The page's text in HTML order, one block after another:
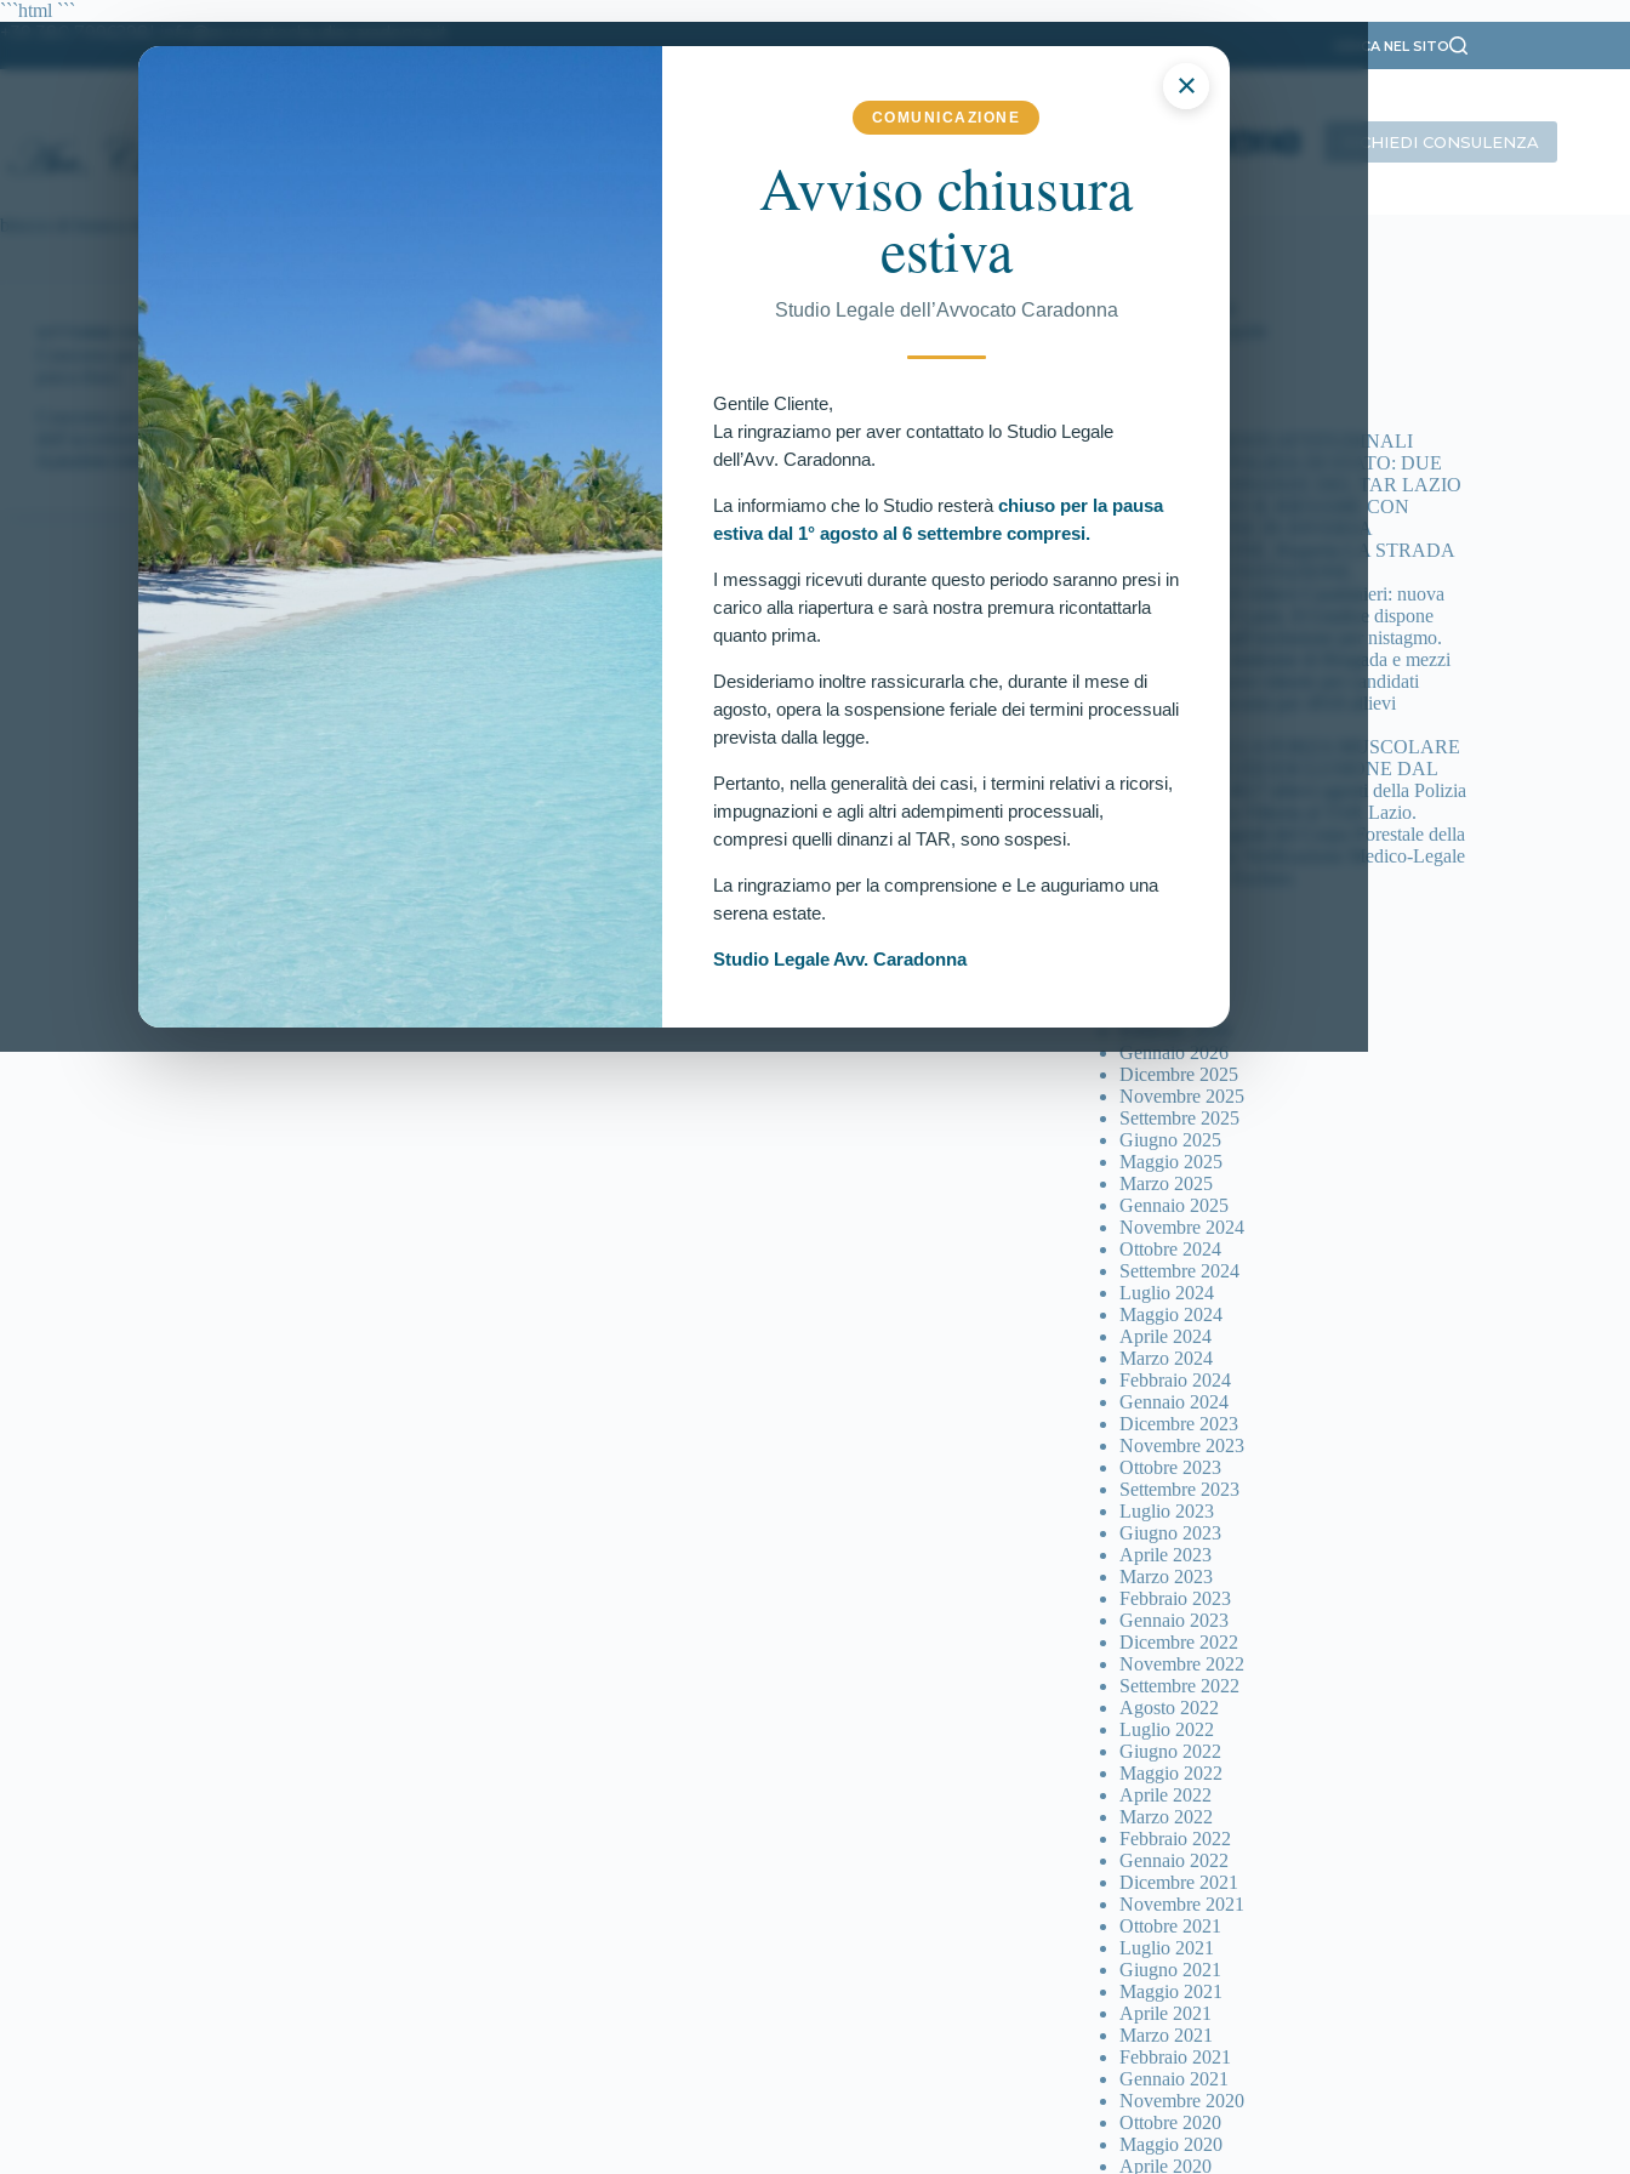
```html
×
COMUNICAZIONE
Avviso chiusura
estiva
Studio Legale dell’Avvocato Caradonna
Gentile Cliente,
La ringraziamo per aver contattato lo Studio Legale
dell’Avv. Caradonna.
La informiamo che lo Studio resterà chiuso per la pausa
estiva dal 1° agosto al 6 settembre compresi.
I messaggi ricevuti durante questo periodo saranno presi in
carico alla riapertura e sarà nostra premura ricontattarla
quanto prima.
Desideriamo inoltre rassicurarla che, durante il mese di
agosto, opera la sospensione feriale dei termini processuali
prevista dalla legge.
Pertanto, nella generalità dei casi, i termini relativi a ricorsi,
impugnazioni e agli altri adempimenti processuali,
compresi quelli dinanzi al TAR, sono sospesi.
La ringraziamo per la comprensione e Le auguriamo una
serena estate.
Studio Legale Avv. Caradonna
```
contenuto
CERCA NEL SITO
RICHIEDI CONSULENZA
VITTORIE CONSEGUITE
Concorso per 1175 allievi marescialli della Guardia di Finanza: disposta verifica per ricorrente escluso agli accertamenti
Concorso per 1175 allievi marescialli della Guardia di Finanza. Disposta verifica per ricorrente escluso in occasione
dell’accertamento della idoneità psico-fisica.
CLAUDIA CARADONNA DICEMBRE 1, 2022
ACCERTAMENTI ATTITUDINALI
CONCORSI POLIZIA DI STATO: DUE
NUOVE ORDINANZE DEL TAR LAZIO
DISPONGONO IL RIESAME CON
COMMISSIONE IN DIVERSA
COMPOSIZIONE. Riaperta LA STRADA
DELLA CONTESTAZIONE.
Concorso 4.918 Allievi Carabinieri: nuova
vittoria al TAR Lazio. Il Giudice dispone
verificazione sull’esclusione per nistagmo.
Cheratocono, sindrome di Brugada e mezzi
di sintesi: 3 nuove vittorie per candidati
esclusi dal concorso per 4918 allievi
DEFICIT DELLA FORZA MUSCOLARE
(HANDGRIP) ED ESCLUSIONE DAL
Concorso per 4617 allievi agenti della Polizia
di Stato: Nuova Vittoria al TAR Lazio.
Concorso 46 agenti del Corpo Forestale della
sicilia: Ottenuta Verificazione Medico-Legale
per Candidato Escluso.
Febbraio 2026
Gennaio 2026
Dicembre 2025
Novembre 2025
Settembre 2025
Giugno 2025
Maggio 2025
Marzo 2025
Gennaio 2025
Novembre 2024
Ottobre 2024
Settembre 2024
Luglio 2024
Maggio 2024
Aprile 2024
Marzo 2024
Febbraio 2024
Gennaio 2024
Dicembre 2023
Novembre 2023
Ottobre 2023
Settembre 2023
Luglio 2023
Giugno 2023
Aprile 2023
Marzo 2023
Febbraio 2023
Gennaio 2023
Dicembre 2022
Novembre 2022
Settembre 2022
Agosto 2022
Luglio 2022
Giugno 2022
Maggio 2022
Aprile 2022
Marzo 2022
Febbraio 2022
Gennaio 2022
Dicembre 2021
Novembre 2021
Ottobre 2021
Luglio 2021
Giugno 2021
Maggio 2021
Aprile 2021
Marzo 2021
Febbraio 2021
Gennaio 2021
Novembre 2020
Ottobre 2020
Maggio 2020
Aprile 2020